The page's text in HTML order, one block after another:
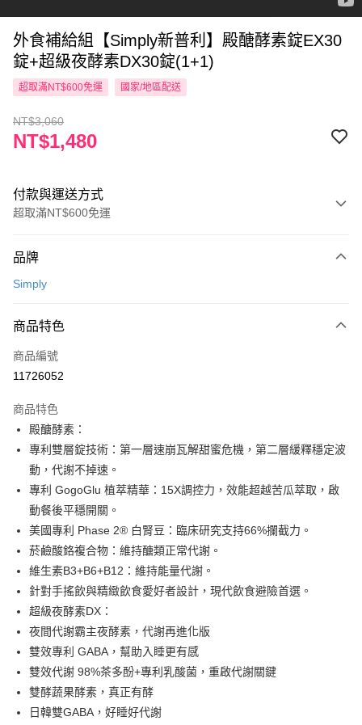
外食補給組【Simply新普利】殿醣酵素錠EX30
錠+超級夜酵素DX30錠(1+1)
超取滿NT$600免運 國家/地區配送
NT$3,060
NT$1,480
付款與運送方式
超取滿NT$600免運
信用卡一次付款
LINE Pay
Apple Pay
悠遊付
Google Pay
全盈+PAY
AFTEE先享後付
相關說明
【關於「AFTEE先享後付」】
AFTEE先享後付是「在收到商品之後才付款」的支付方式。 讓您購物簡單
便利好安心！
１．簡單：不需註冊會員、不需綁卡、不需儲值。
３．安心：先確認商品／服務後，再付款。
【「AFTEE先享後付」結帳流程】
１．於結帳方式選擇「AFTEE先享後付」後，將跳轉至「AFTEE先享後付」
結帳頁面，進行簡訊認證並確認金額後，即可完成結帳。
２．訂單成立數日內，您將收到繳費通知簡訊。
３．收到繳費通知簡訊後14天內，點擊此簡訊中的連結，可透過四大超商／
ATM／網路銀行／等多元方式進行付款，方視為交易完成。
ATM付款
運送方式
每筆NT$100，滿NT$600(含以上)免運費
付款後全家取貨
每筆NT$100，滿NT$600(含以上)免運費
品牌
Simply
商品特色
商品編號
11726052
商品特色
殿醣酵素：
專利雙層錠技術：第一層速崩瓦解甜蜜危機，第二層緩釋穩定波
動，代謝不掉速。
專利 GogoGlu 植萃精華：15X調控力，效能超越苦瓜萃取，啟
動餐後平穩開關。
美國專利 Phase 2® 白腎豆：臨床研究支持66%攔截力。
菸鹼酸鉻複合物：維持醣類正常代謝。
維生素B3+B6+B12：維持能量代謝。
針對手搖飲與精緻飲食愛好者設計，現代飲食避險首選。
超級夜酵素DX：
夜間代謝霸主夜酵素，代謝再進化版
雙效專利 GABA，幫助入睡更有感
雙效代謝 98%茶多酚+專利乳酸菌，重啟代謝關鍵
雙酵蔬果酵素，真正有酵
日韓雙GABA，好睡好代謝